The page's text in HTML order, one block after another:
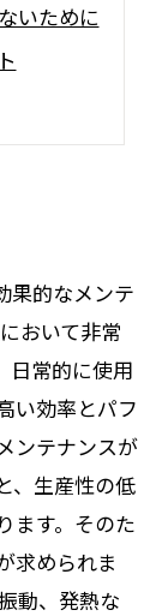
いために
理方法
れる
果的なメンテ
おいて非常
日常的に使用
い効率とパフ
ンテナンスが
、生産性の低
ます。そのた
求められま
動、発熱な